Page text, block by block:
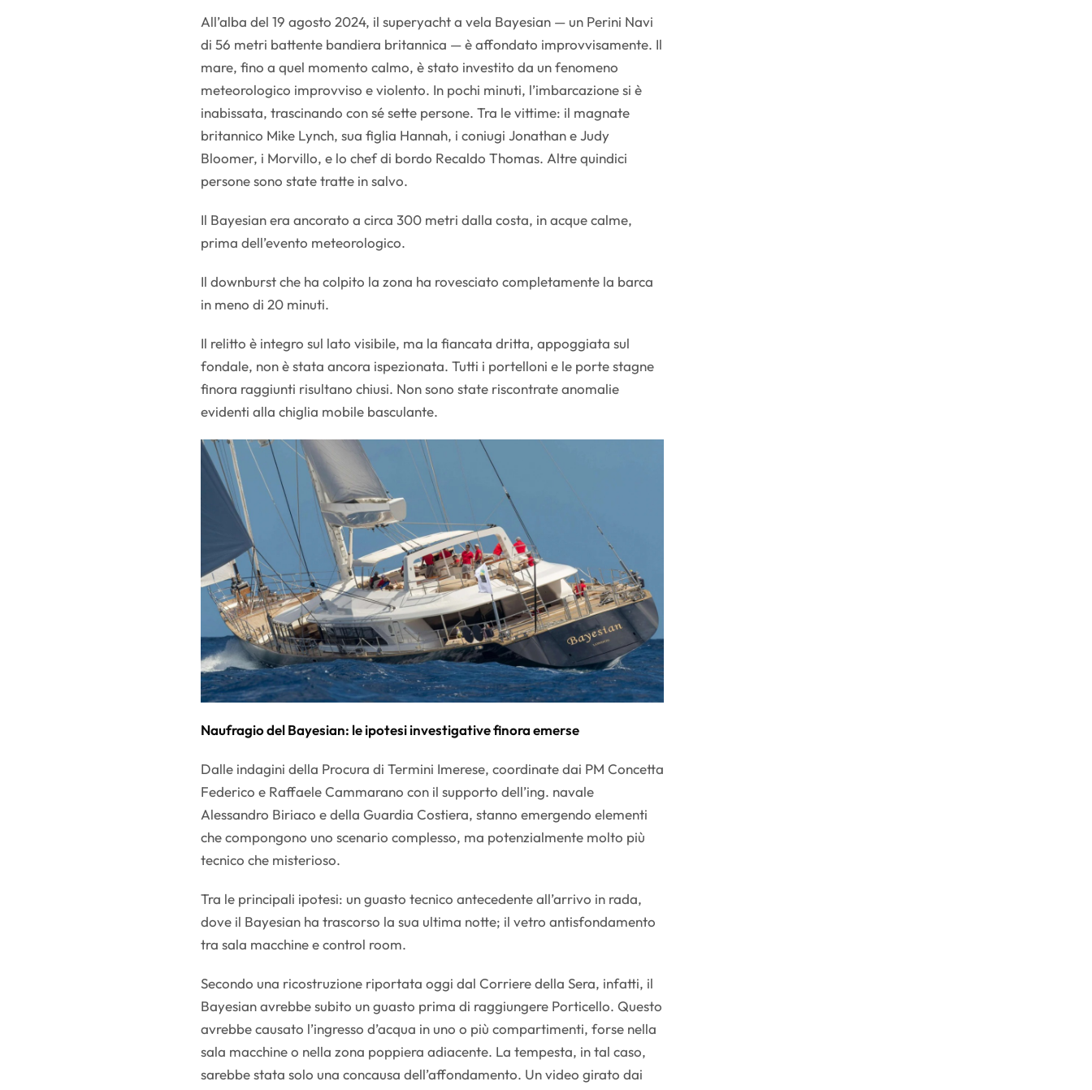
All’alba del 19 agosto 2024, il superyacht a vela Bayesian — un Perini Navi
di 56 metri battente bandiera britannica — è affondato improvvisamente. Il
mare, fino a quel momento calmo, è stato investito da un fenomeno
meteorologico improvviso e violento. In pochi minuti, l’imbarcazione si è
inabissata, trascinando con sé sette persone. Tra le vittime: il magnate
britannico Mike Lynch, sua figlia Hannah, i coniugi Jonathan e Judy
Bloomer, i Morvillo, e lo chef di bordo Recaldo Thomas. Altre quindici
persone sono state tratte in salvo.
Il Bayesian era ancorato a circa 300 metri dalla costa, in acque calme,
prima dell’evento meteorologico.
Il downburst che ha colpito la zona ha rovesciato completamente la barca
in meno di 20 minuti.
Il relitto è integro sul lato visibile, ma la fiancata dritta, appoggiata sul
fondale, non è stata ancora ispezionata. Tutti i portelloni e le porte stagne
finora raggiunti risultano chiusi. Non sono state riscontrate anomalie
evidenti alla chiglia mobile basculante.
Naufragio del Bayesian: le ipotesi investigative finora emerse
Dalle indagini della Procura di Termini Imerese, coordinate dai PM Concetta
Federico e Raffaele Cammarano con il supporto dell’ing. navale
Alessandro Biriaco e della Guardia Costiera, stanno emergendo elementi
che compongono uno scenario complesso, ma potenzialmente molto più
tecnico che misterioso.
Tra le principali ipotesi: un guasto tecnico antecedente all’arrivo in rada,
dove il Bayesian ha trascorso la sua ultima notte; il vetro antisfondamento
tra sala macchine e control room.
Secondo una ricostruzione riportata oggi dal Corriere della Sera, infatti, il
Bayesian avrebbe subito un guasto prima di raggiungere Porticello. Questo
avrebbe causato l’ingresso d’acqua in uno o più compartimenti, forse nella
sala macchine o nella zona poppiera adiacente. La tempesta, in tal caso,
sarebbe stata solo una concausa dell’affondamento. Un video girato dai